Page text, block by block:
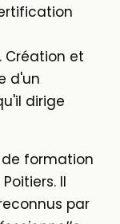
. Création et
d'un
dirige
formation
Il
par